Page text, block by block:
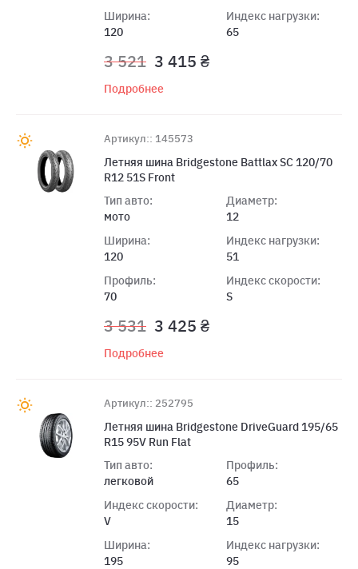
Ширина:
120
Индекс нагрузки:
65
3 521 3 415 ₴
Подробнее
Артикул:: 145573
Летняя шина Bridgestone Battlax SC 120/70
R12 51S Front
Тип авто:
мото
Ширина:
120
Профиль:
70
Диаметр:
12
Индекс нагрузки:
51
Индекс скорости:
S
3 531 3 425 ₴
Подробнее
Артикул:: 252795
Летняя шина Bridgestone DriveGuard 195/65
R15 95V Run Flat
Тип авто:
легковой
Индекс скорости:
V
Ширина:
195
Профиль:
65
Диаметр:
15
Индекс нагрузки:
95